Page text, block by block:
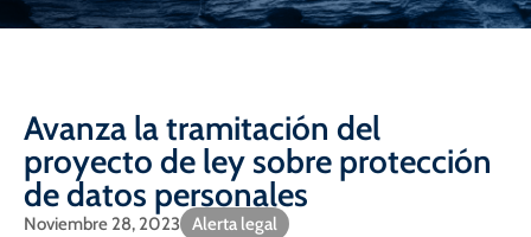
Avanza la tramitación del
proyecto de ley sobre protección
de datos personales
Noviembre 28, 2023 Alerta legal